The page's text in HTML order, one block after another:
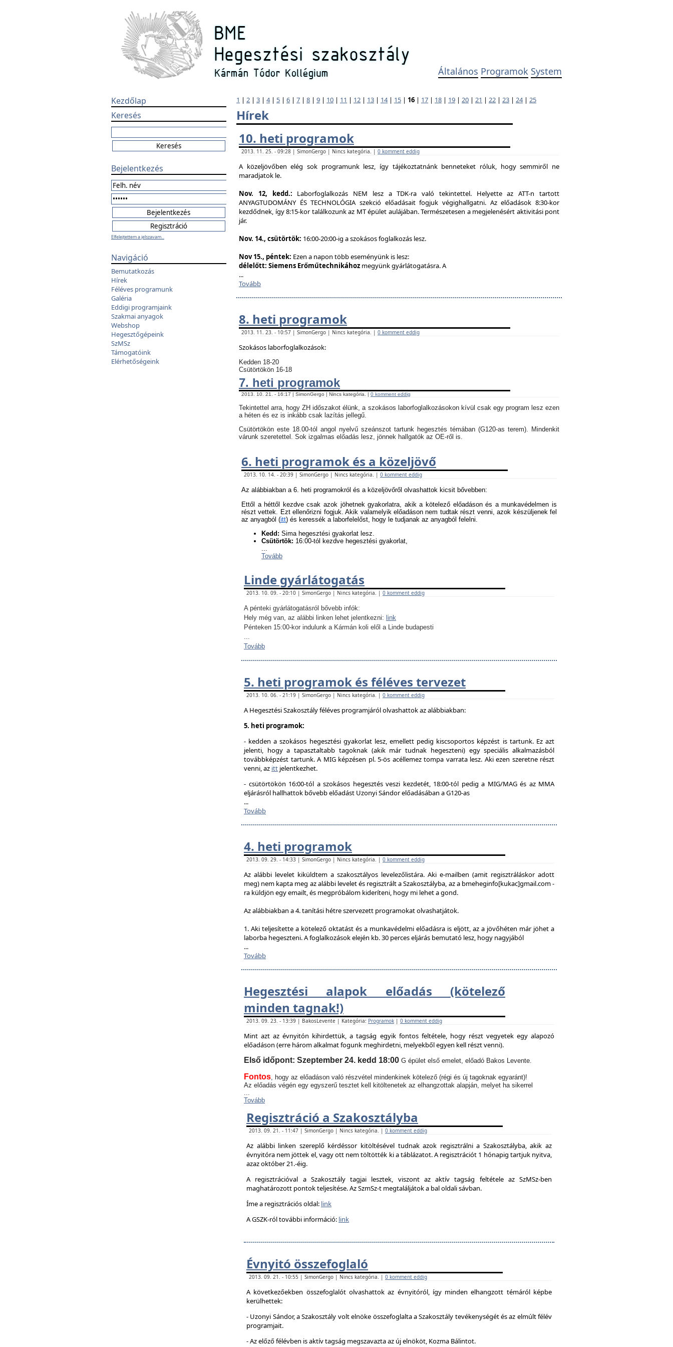
Általános Programok System
Kezdőlap
Keresés
Bejelentkezés
Elfelejtettem a jelszavam...
Navigáció
Bemutatkozás
Hírek
Féléves programunk
Galéria
Eddigi programjaink
Szakmai anyagok
Webshop
Hegesztőgépeink
SzMSz
Támogatóink
Elérhetőségeink
1 | 2 | 3 | 4| 5 | 6 | 7 | 8 | 9 | 10 | 11 | 12 | 13 | 14| 15 | 16 | 17 | 18 | 19 | 20 | 21 | 22 | 23 | 24| 25
Hírek
10. heti programok
2013. 11. 25. - 09:28 | SimonGergo | Nincs kategória. | 0 komment eddig
A közeljövőben elég sok programunk lesz, így tájékoztatnánk benneteket róluk, hogy semmiről ne
maradjatok le.
Nov. 12, kedd.: Laborfoglalkozás NEM lesz a TDK-ra való tekintettel. Helyette az ATT-n tartott
ANYAGTUDOMÁNY ÉS TECHNOLÓGIA szekció előadásait fogjuk végighallgatni. Az előadások 8:30-kor
kezdődnek, így 8:15-kor találkozunk az MT épület aulájában. Természetesen a megjelenésért aktivitási pont
jár.
Nov. 14., csütörtök: 16:00-20:00-ig a szokásos foglalkozás lesz.
Nov 15., péntek: Ezen a napon több eseményünk is lesz:
délelőtt: Siemens Erőműtechnikához megyünk gyárlátogatásra. A
...
Tovább
8. heti programok
2013. 11. 23. - 10:57 | SimonGergo | Nincs kategória. | 0 komment eddig
Szokásos laborfoglalkozások:
Kedden 18-20
Csütörtökön 16-18
7. heti programok
2013. 10. 21. - 16:17 | SimonGergo | Nincs kategória. | 0 komment eddig
Tekintettel arra, hogy ZH időszakot élünk, a szokásos laborfoglalkozásokon kívül csak egy program lesz ezen
a héten és ez is inkább csak lazítás jellegű.
Csütörtökön este 18.00-tól angol nyelvű szeánszot tartunk hegesztés témában (G120-as terem). Mindenkit
várunk szeretettel. Sok izgalmas előadás lesz, jönnek hallgatók az OE-ről is.
6. heti programok és a közeljövő
2013. 10. 14. - 20:39 | SimonGergo | Nincs kategória. | 0 komment eddig
Az alábbiakban a 6. heti programokról és a közeljövőről olvashattok kicsit bővebben:
Ettől a héttől kezdve csak azok jöhetnek gyakorlatra, akik a kötelező előadáson és a munkavédelmen is
részt vettek. Ezt ellenőrizni fogjuk. Akik valamelyik előadáson nem tudtak részt venni, azok készüljenek fel
az anyagból (itt) és keressék a laborfelelőst, hogy le tudjanak az anyagból felelni.
Kedd: Sima hegesztési gyakorlat lesz.
Csütörtök: 16:00-tól kezdve hegesztési gyakorlat,
...
Tovább
Linde gyárlátogatás
2013. 10. 09. - 20:10 | SimonGergo | Nincs kategória. | 0 komment eddig
A pénteki gyárlátogatásról bővebb infók:
Hely még van, az alábbi linken lehet jelentkezni: link
Pénteken 15:00-kor indulunk a Kármán koli elől a Linde budapesti
...
Tovább
5. heti programok és féléves tervezet
2013. 10. 06. - 21:19 | SimonGergo | Nincs kategória. | 0 komment eddig
A Hegesztési Szakosztály féléves programjáról olvashattok az alábbiakban:
5. heti programok:
- kedden a szokásos hegesztési gyakorlat lesz, emellett pedig kiscsoportos képzést is tartunk. Ez azt
jelenti, hogy a tapasztaltabb tagoknak (akik már tudnak hegeszteni) egy speciális alkalmazásból
továbbképzést tartunk. A MIG képzésen pl. 5-ös acéllemez tompa varrata lesz. Aki ezen szeretne részt
venni, az itt jelentkezhet.
- csütörtökön 16:00-tól a szokásos hegesztés veszi kezdetét, 18:00-tól pedig a MIG/MAG és az MMA
eljárásról hallhattok bővebb előadást Uzonyi Sándor előadásában a G120-as
...
Tovább
4. heti programok
2013. 09. 29. - 14:33 | SimonGergo | Nincs kategória. | 0 komment eddig
Az alábbi levelet kiküldtem a szakosztályos levelezőlistára. Aki e-mailben (amit regisztráláskor adott
meg) nem kapta meg az alábbi levelet és regisztrált a Szakosztályba, az a bmeheginfo[kukac]gmail.com -
ra küldjön egy emailt, és megpróbálom kideríteni, hogy mi lehet a gond.
Az alábbiakban a 4. tanítási hétre szervezett programokat olvashatjátok.
1. Aki teljesítette a kötelező oktatást és a munkavédelmi előadásra is eljött, az a jövőhéten már jöhet a
laborba hegeszteni. A foglalkozások elején kb. 30 perces eljárás bemutató lesz, hogy nagyjából
...
Tovább
Hegesztési alapok előadás (kötelező
minden tagnak!)
2013. 09. 23. - 13:39 | BakosLevente | Kategória: Programok | 0 komment eddig
Mint azt az évnyitón kihirdettük, a tagság egyik fontos feltétele, hogy részt vegyetek egy alapozó
előadáson (erre három alkalmat fogunk meghirdetni, melyekből egyen kell részt venni).
Első időpont: Szeptember 24. kedd 18:00 G épület első emelet, előadó Bakos Levente.
Fontos, hogy az előadáson való részvétel mindenkinek kötelező (régi és új tagoknak egyaránt)!
Az előadás végén egy egyszerű tesztet kell kitöltenetek az elhangzottak alapján, melyet ha sikerrel
...
Tovább
Regisztráció a Szakosztályba
2013. 09. 21. - 11:47 | SimonGergo | Nincs kategória. | 0 komment eddig
Az alábbi linken szereplő kérdéssor kitöltésével tudnak azok regisztrálni a Szakosztályba, akik az
évnyitóra nem jöttek el, vagy ott nem töltötték ki a táblázatot. A regisztrációt 1 hónapig tartjuk nyitva,
azaz október 21.-éig.
A regisztrációval a Szakosztály tagjai lesztek, viszont az aktív tagság feltétele az SzMSz-ben
maghatározott pontok teljesítése. Az SzmSz-t megtaláljátok a bal oldali sávban.
Íme a regisztrációs oldal: link
A GSZK-ról további információ: link
Évnyitó összefoglaló
2013. 09. 21. - 10:55 | SimonGergo | Nincs kategória. | 0 komment eddig
A következőekben összefoglalót olvashattok az évnyitóról, így minden elhangzott témáról képbe
kerülhettek:
- Uzonyi Sándor, a Szakosztály volt elnöke összefoglalta a Szakosztály tevékenységét és az elmúlt félév
programjait.
- Az előző félévben is aktív tagság megszavazta az új elnököt, Kozma Bálintot.